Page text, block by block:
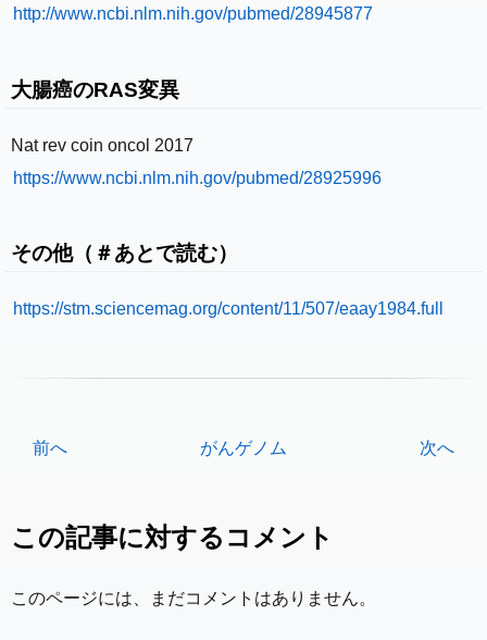
http://www.ncbi.nlm.nih.gov/pubmed/28945877
大腸癌のRAS変異
Nat rev coin oncol 2017
https://www.ncbi.nlm.nih.gov/pubmed/28925996
その他（＃あとで読む）
https://stm.sciencemag.org/content/11/507/eaay1984.full
前へ 次へ
がんゲノム
この記事に対するコメント
このページには、まだコメントはありません。